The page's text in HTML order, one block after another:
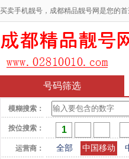
买卖手机靓号，成都精品靓号网是您的
号码筛选
模糊搜索：
按位搜索：
运营商： 全部 中国移动